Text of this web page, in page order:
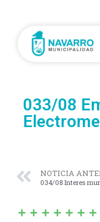
033/08
NOTICIA
034/08 Interes